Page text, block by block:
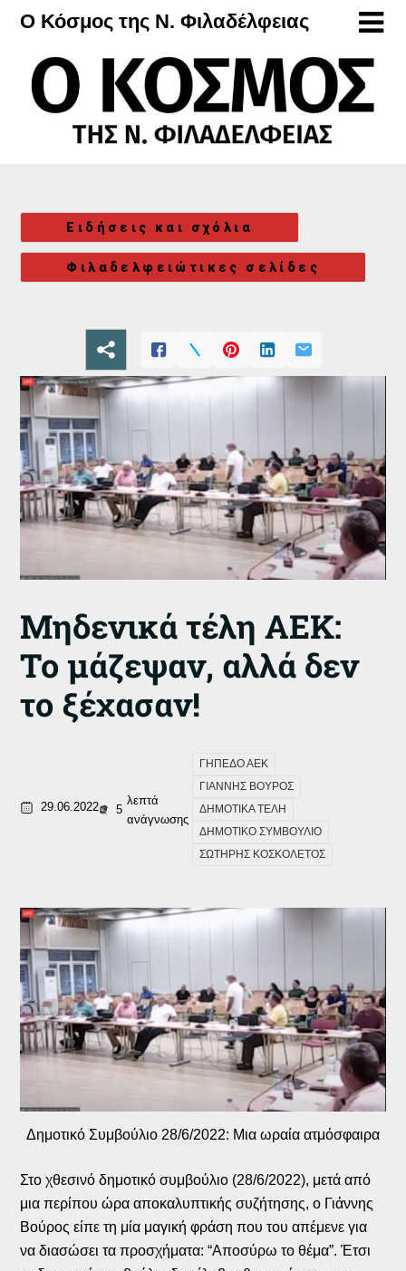
Μετάβαση
περιεχόμενο
Ο Κόσμος της Ν. Φιλαδέλφειας
Ειδήσεις και σχόλια
Φιλαδελφειώτικες σελίδες
Μηδενικά τέλη ΑΕΚ:
Το μάζεψαν, αλλά δεν
το ξέχασαν!
29.06.2022 5
λεπτά
ανάγνωσης
ΓΗΠΕΔΟ ΑΕΚ
ΓΙΑΝΝΗΣ ΒΟΥΡΟΣ
ΔΗΜΟΤΙΚΑ ΤΕΛΗ
ΔΗΜΟΤΙΚΟ ΣΥΜΒΟΥΛΙΟ
ΣΩΤΗΡΗΣ ΚΟΣΚΟΛΕΤΟΣ
Δημοτικό Συμβούλιο 28/6/2022: Μια ωραία ατμόσφαιρα
Στο χθεσινό δημοτικό συμβούλιο (28/6/2022), μετά από
μια περίπου ώρα αποκαλυπτικής συζήτησης, ο Γιάννης
Βούρος είπε τη μία μαγική φράση που του απέμενε για
να διασώσει τα προσχήματα: “Αποσύρω το θέμα”. Έτσι